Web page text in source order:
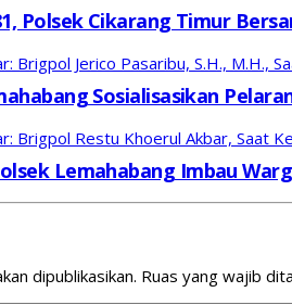
Polsek Cikarang Timur
Brigpol Jerico Pasaribu, S.H., M.H.,
Sosialisasikan
Brigpol Restu Khoerul Akbar, Saat
Lemahabang Imbau
dipublikasikan. Ruas yang wajib